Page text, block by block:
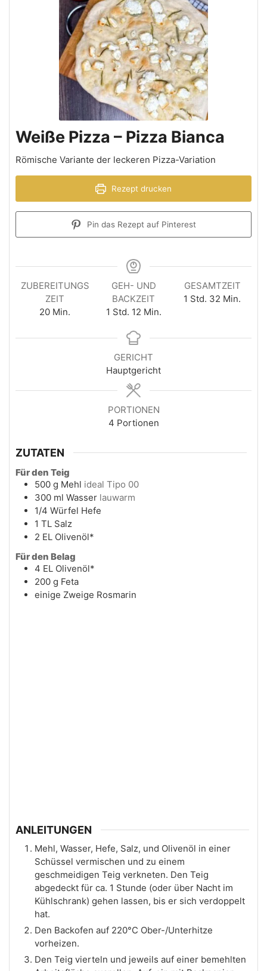
Weiße Pizza – Pizza Bianca
Römische Variante der leckeren Pizza-Variation
Rezept drucken
Pin das Rezept auf Pinterest
ZUBEREITUNGS
ZEIT
20 Min.
GEH- UND
BACKZEIT
1 Std. 12 Min.
GESAMTZEIT
1 Std. 32 Min.
GERICHT
Hauptgericht
PORTIONEN
4 Portionen
ZUTATEN
Für den Teig
500 g Mehl ideal Tipo 00
300 ml Wasser lauwarm
1/4 Würfel Hefe
1 TL Salz
2 EL Olivenöl*
Für den Belag
4 EL Olivenöl*
200 g Feta
einige Zweige Rosmarin
ANLEITUNGEN
Mehl, Wasser, Hefe, Salz, und Olivenöl in einer
Schüssel vermischen und zu einem
geschmeidigen Teig verkneten. Den Teig
abgedeckt für ca. 1 Stunde (oder über Nacht im
Kühlschrank) gehen lassen, bis er sich verdoppelt
hat.
Den Backofen auf 220°C Ober-/Unterhitze
vorheizen.
Den Teig vierteln und jeweils auf einer bemehlten